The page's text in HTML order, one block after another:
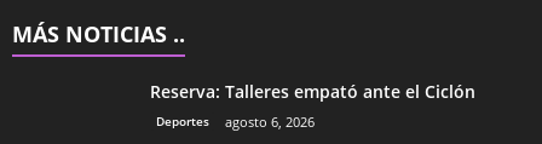
MÁS NOTICIAS ..
Reserva: Talleres empató ante el Ciclón
Deportes agosto 6, 2026